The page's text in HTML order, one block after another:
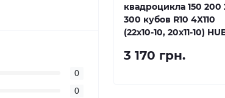
0
0
квадроцикла 150 200
300 кубов R10 4Х110
(22х10-10, 20х11-10)
3 170 грн.